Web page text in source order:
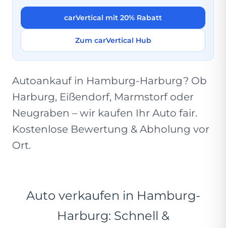
carVertical mit 20% Rabatt
Zum carVertical Hub
Autoankauf in Hamburg-Harburg? Ob
Harburg, Eißendorf, Marmstorf oder
Neugraben – wir kaufen Ihr Auto fair.
Kostenlose Bewertung & Abholung vor
Ort.
Auto verkaufen in Hamburg-
Harburg: Schnell &